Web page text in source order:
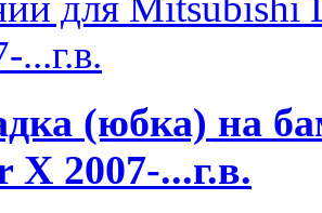
(юбка) на
X 2007-...г.в.